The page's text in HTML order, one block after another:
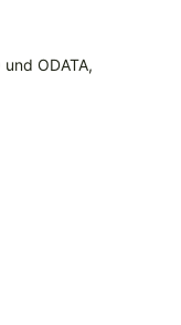
ODATA,